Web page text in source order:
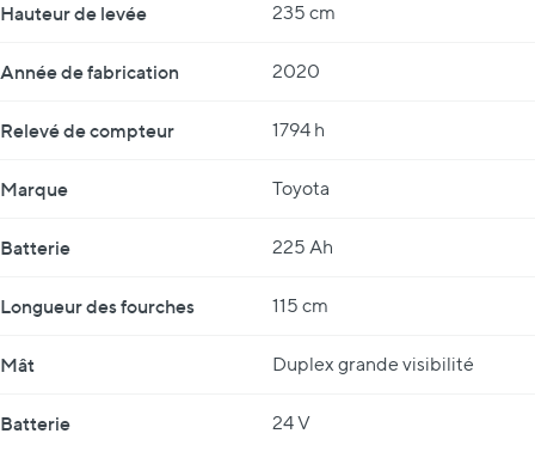
Hauteur de levée 235 cm
Année de fabrication 2020
Relevé de compteur 1794 h
Marque Toyota
Batterie 225 Ah
Longueur des fourches 115 cm
Mât Duplex grande visibilité
Batterie 24 V